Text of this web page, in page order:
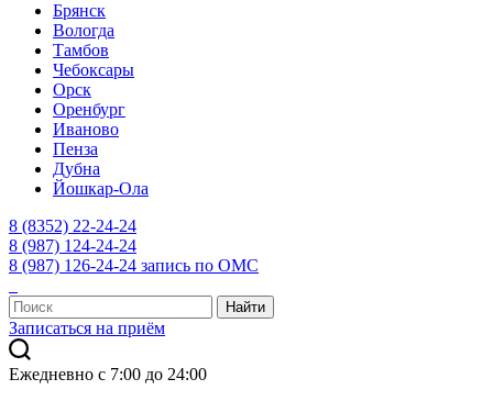
Брянск
Вологда
Тамбов
Чебоксары
Орск
Оренбург
Иваново
Пенза
Дубна
Йошкар-Ола
8 (8352) 22-24-24
8 (987) 124-24-24
8 (987) 126-24-24 запись по ОМС
Записаться на приём
Ежедневно с 7:00 до 24:00